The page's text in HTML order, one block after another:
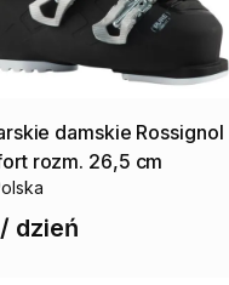
damskie Rossignol
rozm. 26​,​5 cm
/ dzień